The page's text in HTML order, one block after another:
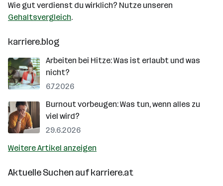
Wie gut verdienst du wirklich? Nutze unseren
Gehaltsvergleich.
karriere.blog
Arbeiten bei Hitze: Was ist erlaubt und was
nicht?
6.7.2026
Burnout vorbeugen: Was tun, wenn alles zu
viel wird?
29.6.2026
Weitere Artikel anzeigen
Aktuelle Suchen aufkarriere.at